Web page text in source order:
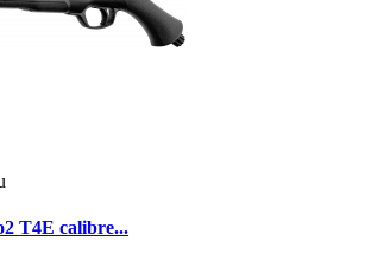
T4E calibre...